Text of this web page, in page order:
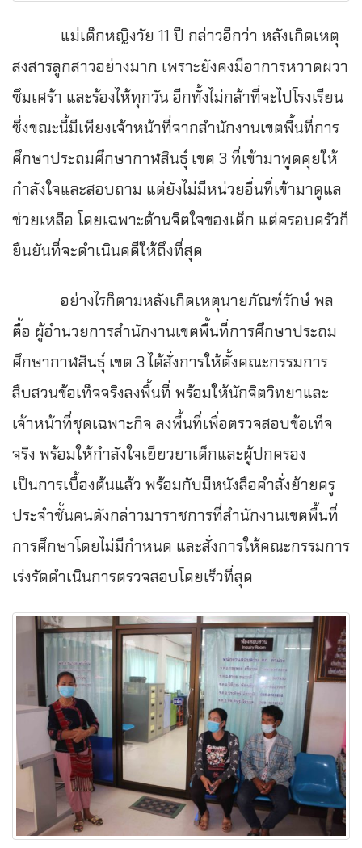
แม่เด็กหญิงวัย 11 ปี กล่าวอีกว่า หลังเกิดเหตุ
สงสารลูกสาวอย่างมาก เพราะยังคงมีอาการหวาดผวา
ซึมเศร้า และร้องไห้ทุกวัน อีกทั้งไม่กล้าที่จะไปโรงเรียน
ซึ่งขณะนี้มีเพียงเจ้าหน้าที่จากสำนักงานเขตพื้นที่การ
ศึกษาประถมศึกษากาฬสินธุ์ เขต 3 ที่เข้ามาพูดคุยให้
กำลังใจและสอบถาม แต่ยังไม่มีหน่วยอื่นที่เข้ามาดูแล
ช่วยเหลือ โดยเฉพาะด้านจิตใจของเด็ก แต่ครอบครัวก็
ยืนยันที่จะดำเนินคดีให้ถึงที่สุด
อย่างไรก็ตามหลังเกิดเหตุนายภัณฑ์รักษ์ พล
ตื้อ ผู้อำนวยการสำนักงานเขตพื้นที่การศึกษาประถม
ศึกษากาฬสินธุ์ เขต 3 ได้สั่งการให้ตั้งคณะกรรมการ
สืบสวนข้อเท็จจริงลงพื้นที่ พร้อมให้นักจิตวิทยาและ
เจ้าหน้าที่ชุดเฉพาะกิจ ลงพื้นที่เพื่อตรวจสอบข้อเท็จ
จริง พร้อมให้กำลังใจเยียวยาเด็กและผู้ปกครอง
เป็นการเบื้องต้นแล้ว พร้อมกับมีหนังสือคำสั่งย้ายครู
ประจำชั้นคนดังกล่าวมาราชการที่สำนักงานเขตพื้นที่
การศึกษาโดยไม่มีกำหนด และสั่งการให้คณะกรรมการ
เร่งรัดดำเนินการตรวจสอบโดยเร็วที่สุด